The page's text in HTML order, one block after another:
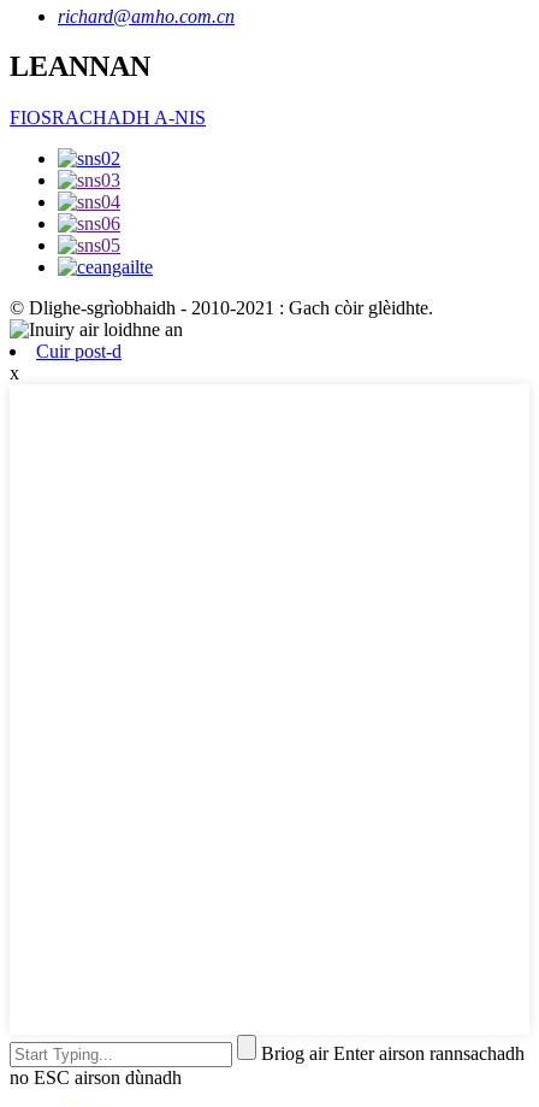
richard@amho.com.cn
LEANNAN
FIOSRACHADH A-NIS
© Dlighe-sgrìobhaidh - 2010-2021 : Gach còir glèidhte.
Cuir post-d
x
Briog air Enter airson rannsachadh
no ESC airson dùnadh